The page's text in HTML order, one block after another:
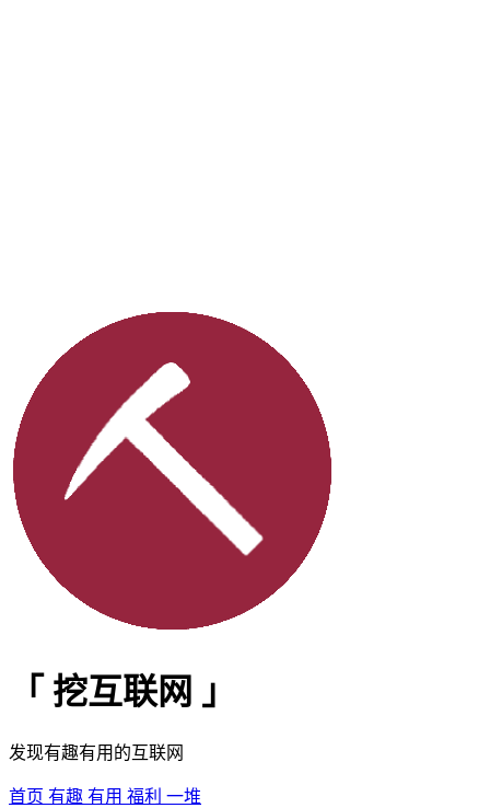
「 挖互联网 」
发现有趣有用的互联网
首页 有趣 有用 福利 一堆